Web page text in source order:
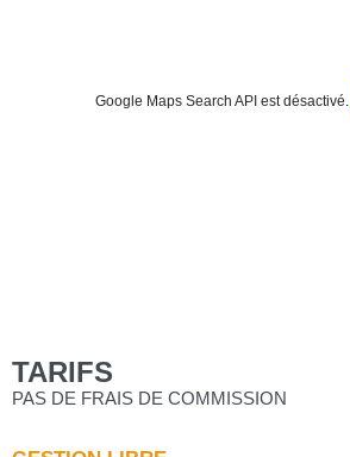
Google Maps Search API est désactivé.
TARIFS
PAS DE FRAIS DE COMMISSION